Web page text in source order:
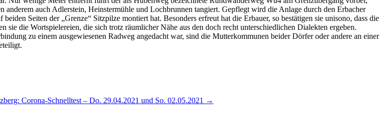
auch Adlerstein, Heinstermühle und Lochbrunnen tangiert. Gepflegt wird die Anlage durch den Erbacher
Seiten der „Grenze“ Sitzpilze montiert hat. Besonders erfreut hat die Erbauer, so bestätigen sie unisono, dass die
sie die Wortspielereien, die sich trotz räumlicher Nähe aus den doch recht unterschiedlichen Dialekten ergeben.
zu einem ausgewiesenen Radweg angedacht war, sind die Mutterkommunen beider Dörfer oder andere an einer
Corona-Schnelltest – Do. 29.04.2021 und So. 02.05.2021 →